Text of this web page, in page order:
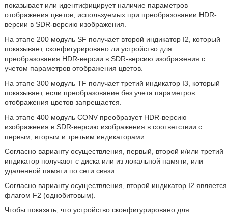
показывает или идентифицирует наличие параметров
отображения цветов, используемых при преобразовании HDR-
версии в SDR-версию изображения.
На этапе 200 модуль SF получает второй индикатор I2, который
показывает, сконфигурировано ли устройство для
преобразования HDR-версии в SDR-версию изображения с
учетом параметров отображения цветов.
На этапе 300 модуль TF получает третий индикатор I3, который
показывает, если преобразование без учета параметров
отображения цветов запрещается.
На этапе 400 модуль CONV преобразует HDR-версию
изображения в SDR-версию изображения в соответствии с
первым, вторым и третьим индикаторами.
Согласно варианту осуществления, первый, второй и/или третий
индикатор получают с диска или из локальной памяти, или
удаленной памяти по сети связи.
Согласно варианту осуществления, второй индикатор I2 является
флагом F2 (однобитовым).
Чтобы показать, что устройство сконфигурировано для